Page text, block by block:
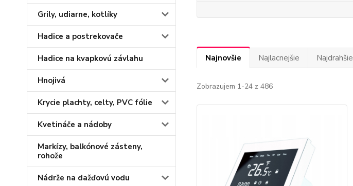
Grily, udiarne, kotlíky
Hadice a postrekovače
Hadice na kvapkovú závlahu
Hnojivá
Krycie plachty, celty, PVC fólie
Kvetináče a nádoby
Markízy, balkónové zásteny,
rohože
Nádrže na dažďovú vodu
Najnovšie Najlacnejšie Najdrahšie
Zobrazujem 1-24 z 486